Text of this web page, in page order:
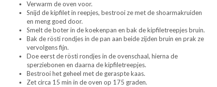
Verwarm de oven voor.
Snijd de kipfilet in reepjes, bestrooi ze met de shoarmakruiden
en meng goed door.
Smelt de boter in de koekenpan en bak de kipfiletreepjes bruin.
Bak de rösti rondjes in de pan aan beide zijden bruin en prak ze
vervolgens fijn.
Doe eerst de rösti rondjes in de ovenschaal, hierna de
sperziebonen en daarna de kipfiletreepjes.
Bestrooi het geheel met de geraspte kaas.
Zet circa 15 min in de oven op 175 graden.